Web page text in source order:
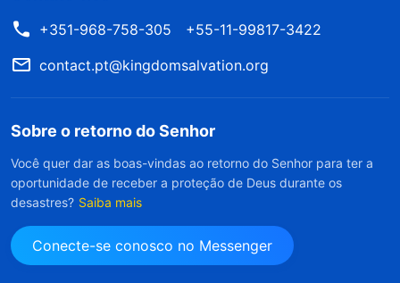
+351-968-758-305
+55-11-99817-3422
contact.pt@kingdomsalvation.org
Sobre o retorno do Senhor
Você quer dar as boas-vindas ao retorno do Senhor para ter a
oportunidade de receber a proteção de Deus durante os
desastres? Saiba mais
Conecte-se conosco no Messenger